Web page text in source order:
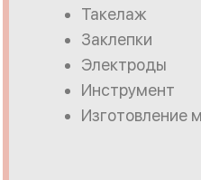
Такелаж
Заклепки
Электроды
Инструмент
Изготовление